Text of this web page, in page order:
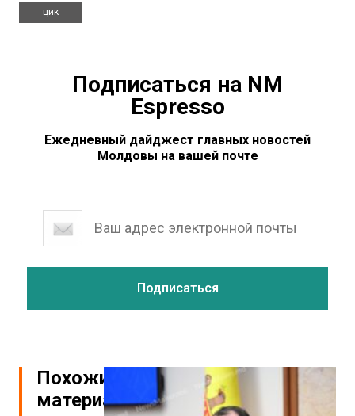
цик
Подписаться на NM
Espresso
Ежедневный дайджест главных новостей
Молдовы на вашей почте
Похожие
материалы